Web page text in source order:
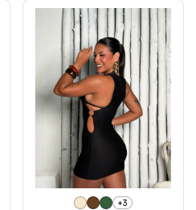
+3